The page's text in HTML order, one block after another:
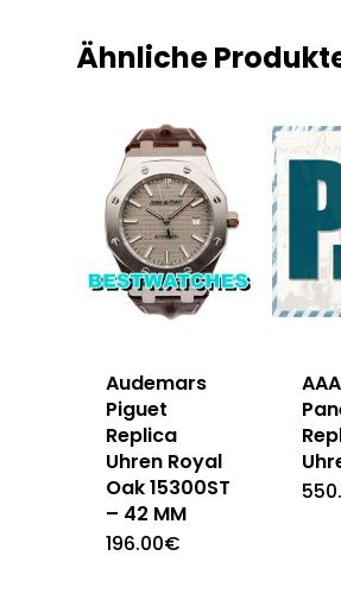
Ähnliche
Audemars
Piguet
Replica
Uhren Royal
Oak 15300ST
– 42 MM
196.00€